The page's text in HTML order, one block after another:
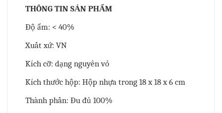
THÔNG TIN SẢN PHẨM
Độ ẩm: < 40%
Xuất xứ: VN
Kích cỡ: dạng nguyên vỏ
Kích thước hộp: Hộp nhựa trong 18 x 18 x 6 cm
Thành phần: Đu đủ 100%